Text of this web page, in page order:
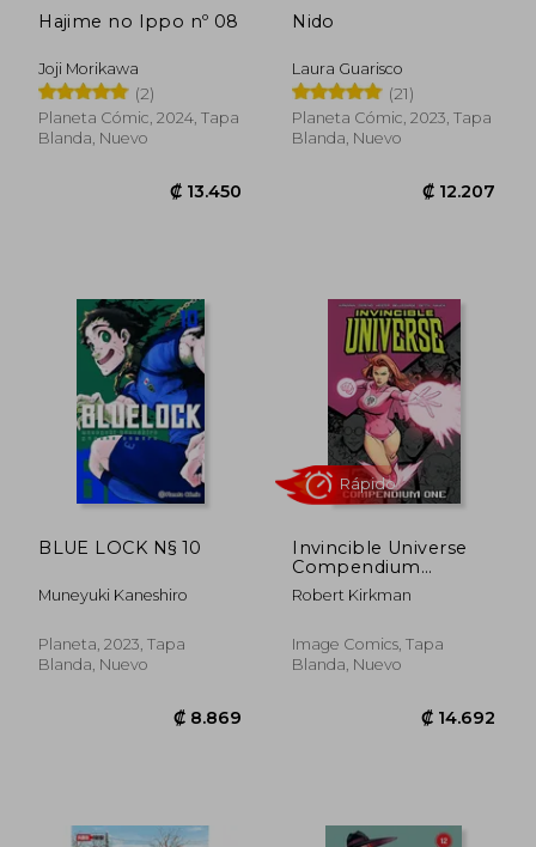
₡ 5.482
Hajime no Ippo nº 08
Joji Morikawa
(2)
Planeta Cómic, 2024, Tapa
Blanda, Nuevo
Nido
Laura Guarisco
(21)
Planeta Cómic, 2023, Tapa
Blanda, Nuevo
BLUE LOCK N§ 10
Muneyuki Kaneshiro
Planeta, 2023, Tapa
Blanda, Nuevo
Invincible Universe
Compendium
Volume 1 (Invincible
Universe
Inglés)
Robert Kirkman
Image Comics, Tapa
Blanda, Nuevo